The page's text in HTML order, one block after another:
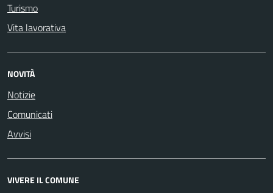
Turismo
Vita lavorativa
NOVITÀ
Notizie
Comunicati
Avvisi
VIVERE IL COMUNE